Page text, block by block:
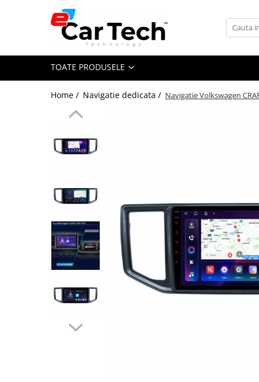
Toate Produsele
Navigatie dedicata
Navigatii Volkswagen
Navigatii Seat
Navigatii Opel
Navigatii Hyundai
Navigatii Toyota
Navigatii Dacia
Navigatii Peugeot
Navigatii BMW
Navigatii Fiat
TOATE PRODUSELE
Home / Navigatie dedicata / Navigatie Volkswagen